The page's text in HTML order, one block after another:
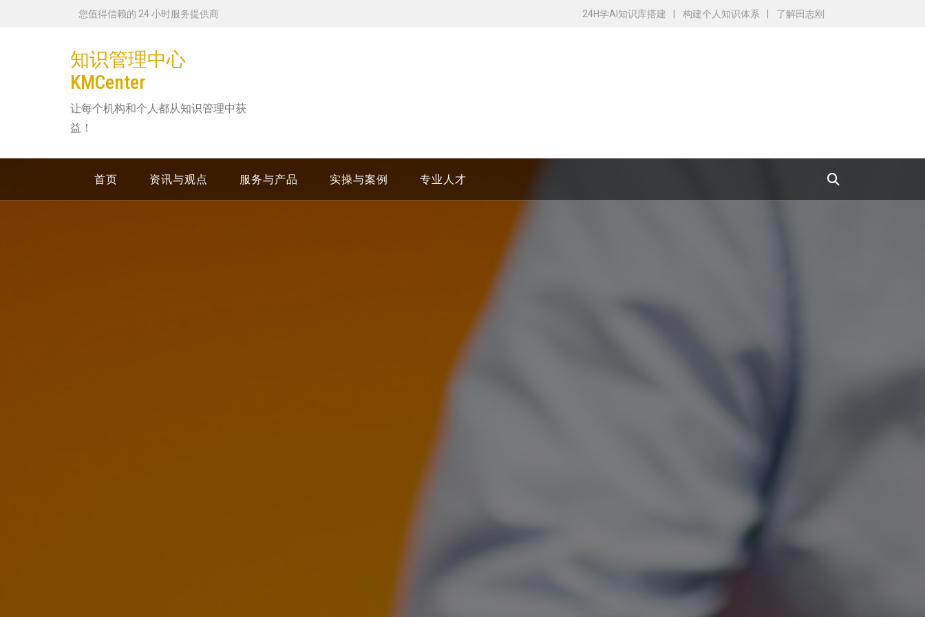
您值得信赖的 24 小时服务提供商 24H学AI知识库搭建 构建个人知识体系 了解田志刚
知识管理中心
KMCenter
让每个机构和个人都从知识管理中获
益！
首页 资讯与观点 服务与产品 实操与案例 专业人才